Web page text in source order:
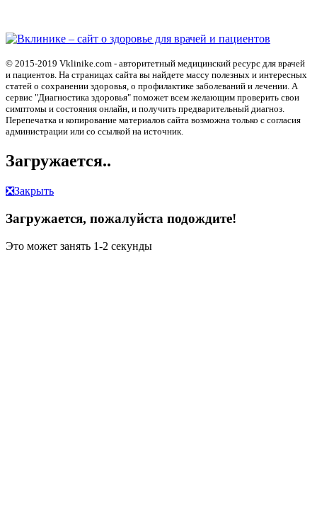
© 2015-2019 Vklinike.com - авторитетный медицинский ресурс для врачей
и пациентов. На страницах сайта вы найдете массу полезных и интересных
статей о сохранении здоровья, о профилактике заболеваний и лечении. А
сервис "Диагностика здоровья" поможет всем желающим проверить свои
симптомы и состояния онлайн, и получить предварительный диагноз.
Перепечатка и копирование материалов сайта возможна только с согласия
администрации или со ссылкой на источник.
Загружается..
❎Закрыть
Загружается, пожалуйста подождите!
Это может занять 1-2 секунды